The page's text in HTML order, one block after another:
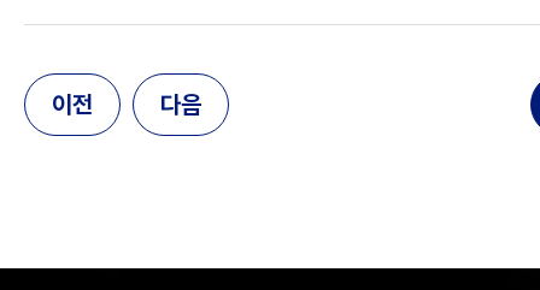
이전 다음